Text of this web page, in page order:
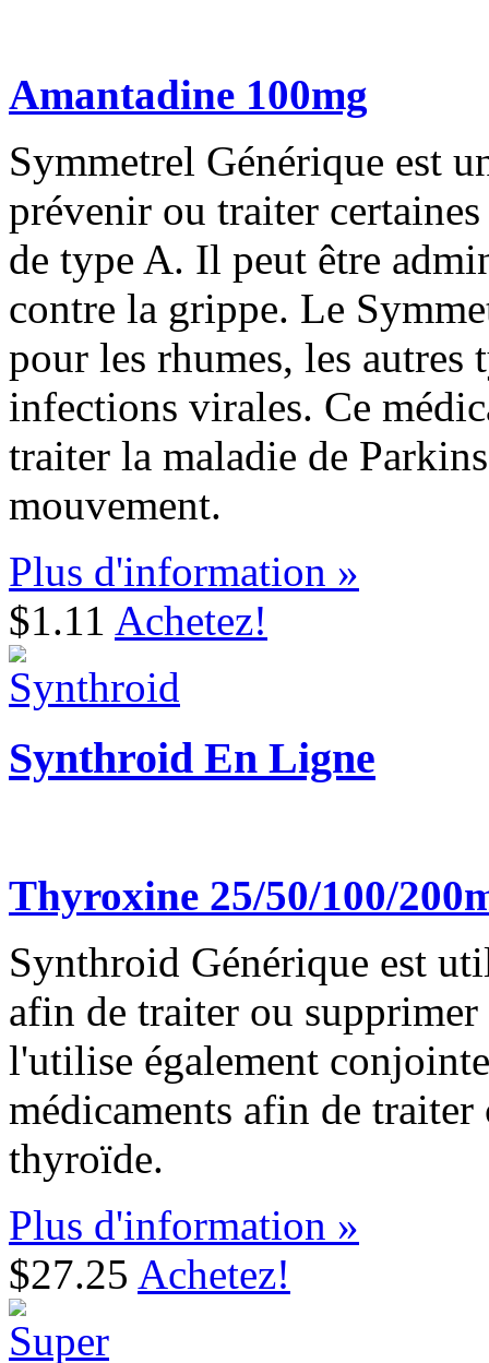
Amantadine 100mg
Symmetrel Générique est
prévenir ou traiter
de type A. Il peut être
contre la grippe. Le
pour les rhumes, les autres
infections virales. Ce
traiter la maladie de
mouvement.
Plus d'information »
$1.11 Achetez!
Synthroid En Ligne
Thyroxine 25/50/100/
Synthroid Générique est
afin de traiter ou
l'utilise également
médicaments afin de traiter
thyroïde.
Plus d'information »
$27.25 Achetez!